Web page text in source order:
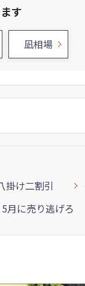
す
凪相場
掛け二割引
5月に売り逃げろ